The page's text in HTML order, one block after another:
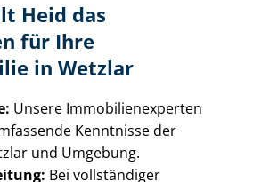
Heid das
für Ihre
in Wetzlar
Unsere Im­mo­bi­li­en­ex­per­ten
Kenntnisse der
und Umgebung.
Bei vollständiger